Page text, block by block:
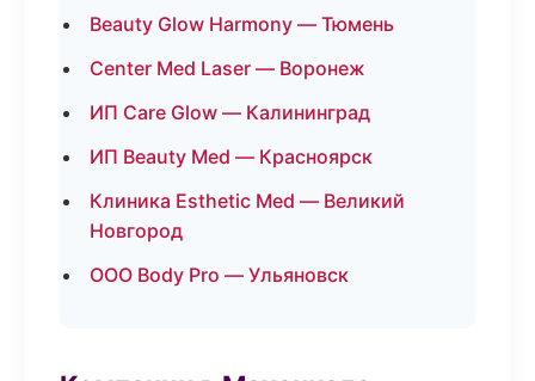
Beauty Glow Harmony — Тюмень
Center Med Laser — Воронеж
ИП Care Glow — Калининград
ИП Beauty Med — Красноярск
Клиника Esthetic Med — Великий
Новгород
ООО Body Pro — Ульяновск